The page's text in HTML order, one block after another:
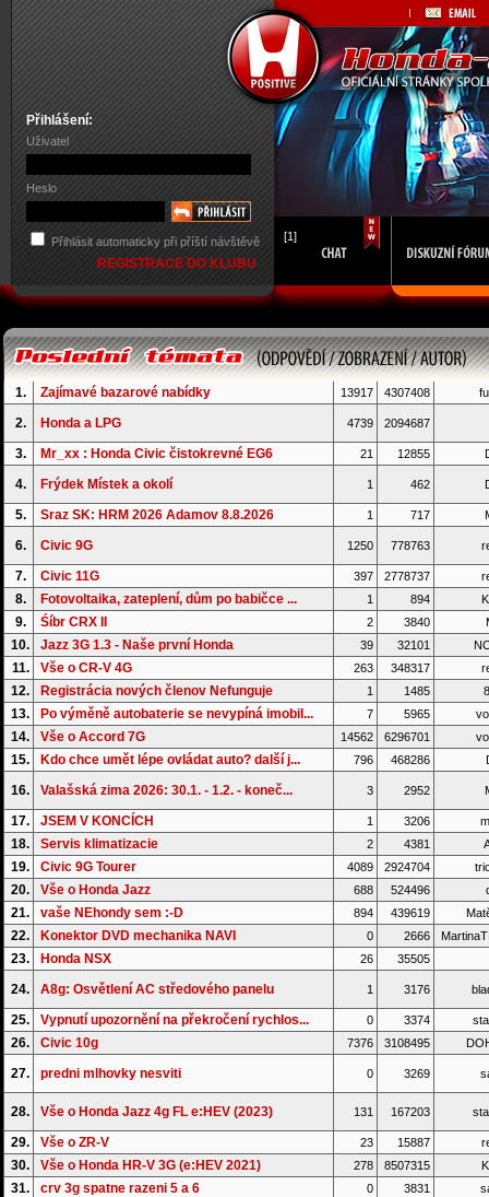
Přihlášení:
Uživatel
Heslo
Přihlásit automaticky při příští návštěvě
REGISTRACE DO KLUBU
[1]
1. Zajímavé bazarové nabídky 13917 4307408
2. Honda a LPG 4739 2094687
3. Mr_xx : Honda Civic čistokrevné EG6 21 12855
4. Frýdek Místek a okolí 1 462
5. Sraz SK: HRM 2026 Adamov 8.8.2026 1 717
6. Civic 9G 1250 778763
7. Civic 11G 397 2778737
8. Fotovoltaika, zateplení, dům po babičce ... 1 894
9. Śíbr CRX II 2 3840
10. Jazz 3G 1.3 - Naše první Honda 39 32101
11. Vše o CR-V 4G 263 348317
12. Registrácia nových členov Nefunguje 1 1485
13. Po výměně autobaterie se nevypíná imobil... 7 5965
14. Vše o Accord 7G 14562 6296701
15. Kdo chce umět lépe ovládat auto? další j... 796 468286
16. Valašská zima 2026: 30.1. - 1.2. - koneč... 3 2952
17. JSEM V KONCÍCH 1 3206
18. Servis klimatizacie 2 4381
19. Civic 9G Tourer 4089 2924704
20. Vše o Honda Jazz 688 524496
21. vaše NEhondy sem :-D 894 439619
22. Konektor DVD mechanika NAVI 0 2666
23. Honda NSX 26 35505
24. A8g: Osvětlení AC středového panelu 1 3176
25. Vypnutí upozornění na překročení rychlos... 0 3374
26. Civic 10g 7376 3108495
27. predni mlhovky nesviti 0 3269
28. Vše o Honda Jazz 4g FL e:HEV (2023) 131 167203
29. Vše o ZR-V 23 15887
30. Vše o Honda HR-V 3G (e:HEV 2021) 278 8507315
31. crv 3g spatne razeni 5 a 6 0 3831